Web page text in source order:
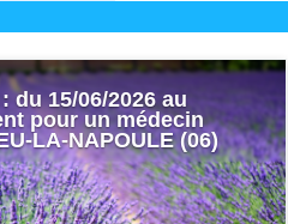
du 15/06/2026 au
pour un médecin
LA-NAPOULE (06)